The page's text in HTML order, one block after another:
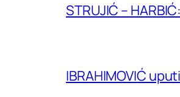
STRUJIĆ –
IBRAHIMOVIĆ